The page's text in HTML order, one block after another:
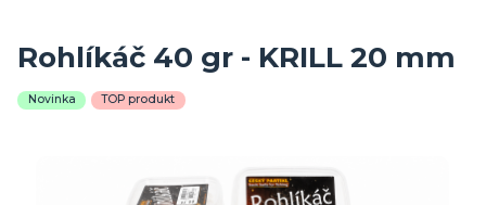
Rohlíkáč 40 gr - KRILL 20 mm
Novinka TOP produkt